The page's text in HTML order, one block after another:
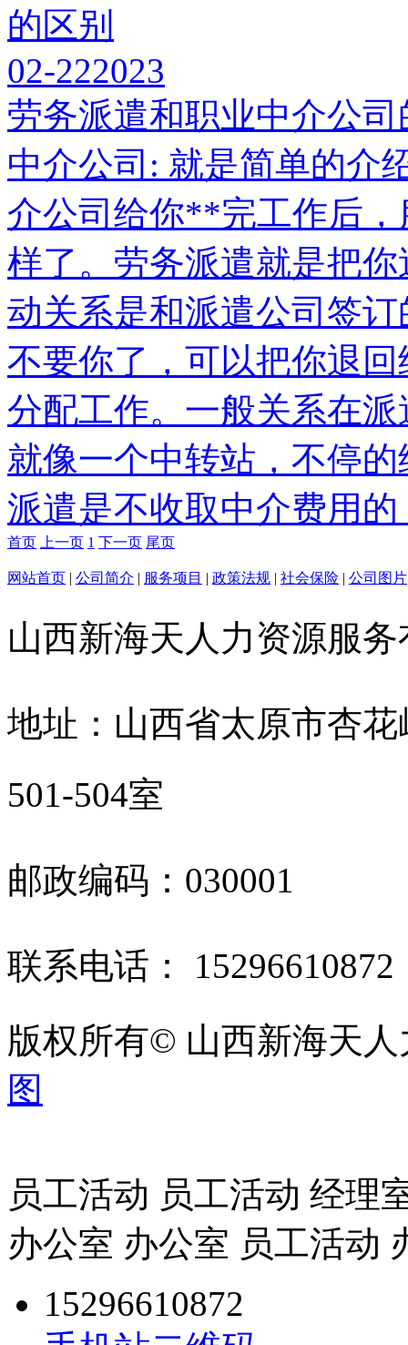
02-222023
劳务派遣和职业中介公司
中介公司: 就是简单的介
介公司给你**完工作后
样了。劳务派遣就是把
动关系是和派遣公司签
不要你了，可以把你退
分配工作。一般关系在
就像一个中转站，不停
派遣是不收取中介费用
首页 上一页 1 下一页 尾页
网站首页 | 公司简介 | 服务项目 | 政策法规 | 社会保险 | 公司图片
山西新海天人力资源服
地址：山西省太原市杏
501-504室
邮政编码：030001
联系电话：
版权所有© 山西新海天
图
员工活动 员工活动 经理
办公室 办公室 员工活动
15296610872